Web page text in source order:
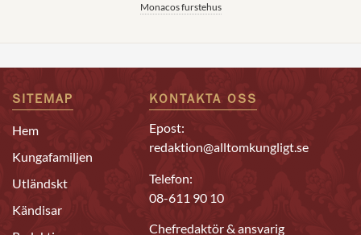
Monacos furstehus
SITEMAP
Hem
Kungafamiljen
Utländskt
Kändisar
KONTAKTA OSS
Epost:
redaktion@alltomkungligt.se
Telefon:
08-611 90 10
Chefredaktör & ansvarig